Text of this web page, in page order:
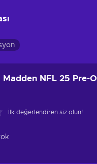
Madden NFL 25 Pre-
İlk değerlendiren siz olun!